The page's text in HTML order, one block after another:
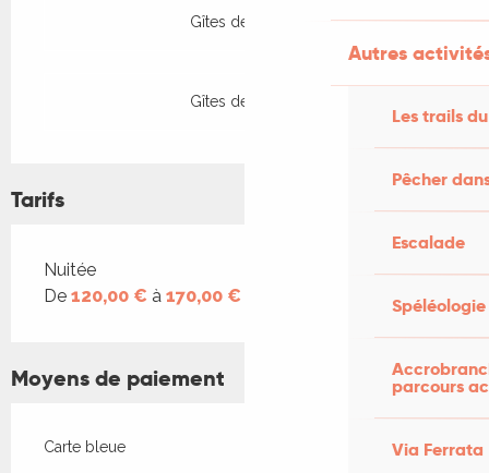
Autres
Les trails
Pêcher
Escalade
Spéléologie
parcours
Via Ferrata
Gîtes de France
Gîtes de France
Tarifs
Tarifs 2026
Nuitée
De 120,00 € à 170,00 €
Moyens de paiement
Carte bleue